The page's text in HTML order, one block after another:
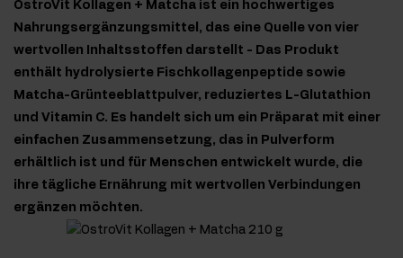
OstroVit Kollagen + Matcha ist ein hochwertiges
Nahrungsergänzungsmittel, das eine Quelle von vier
wertvollen Inhaltsstoffen darstellt - Das Produkt
enthält hydrolysierte Fischkollagenpeptide sowie
Matcha-Grünteeblattpulver, reduziertes L-Glutathion
und Vitamin C. Es handelt sich um ein Präparat mit einer
einfachen Zusammensetzung, das in Pulverform
erhältlich ist und für Menschen entwickelt wurde, die
ihre tägliche Ernährung mit wertvollen Verbindungen
ergänzen möchten.